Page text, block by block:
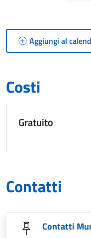
Aggiungi al
Costi
Gratuito
Contatti
Contatti